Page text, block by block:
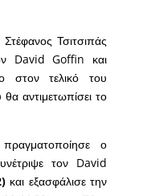
Τσιτσιπάς
David Goffin και
στον τελικό του
αντιμετωπίσει το
ο
τον David
και εξασφάλισε την